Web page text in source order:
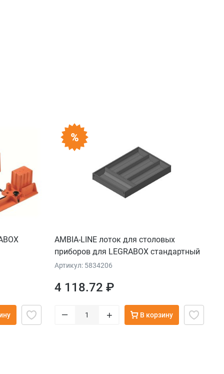
AMBIA-LINE лоток для столовых
приборов для LEGRABOX стандартный
ящик, 4 лотка для столовых приборов,
черный
Артикул: 5834206
4 118.72 ₽
– + В корзину